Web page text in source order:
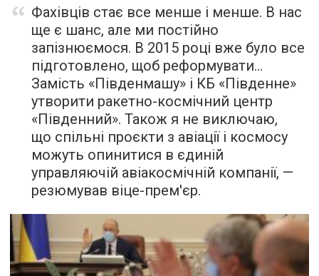
Фахівців стає все менше і менше. В нас
ще є шанс, але ми постійно
запізнюємося. В 2015 році вже було все
підготовлено, щоб реформувати…
Замість «Південмашу» і КБ «Південне»
утворити ракетно-космічний центр
«Південний». Також я не виключаю,
що спільні проєкти з авіації і космосу
можуть опинитися в єдиній
управляючій авіакосмічній компанії, —
резюмував віце-прем'єр.